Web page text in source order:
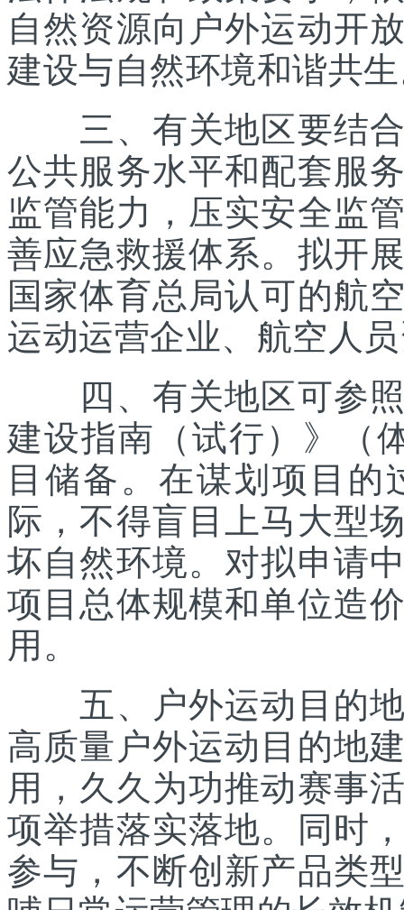
自然资源向户外运动开
建设与自然环境和谐共
三、有关地区要结合
公共服务水平和配套服
监管能力，压实安全监
善应急救援体系。拟开
国家体育总局认可的航
运动运营企业、航空人
四、有关地区可参照
建设指南（试行）》（
目储备。在谋划项目
际，不得盲目上马大型
坏自然环境。对拟申请
项目总体规模和单位造
用。
五、户外运动目的地
高质量户外运动目的地
用，久久为功推动赛事
项举措落实落地。同时
参与，不断创新产品类